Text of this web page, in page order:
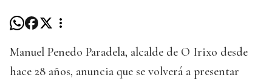
Manuel Penedo Paradela, alcalde de O Irixo desde
hace 28 años, anuncia que se volverá a presentar